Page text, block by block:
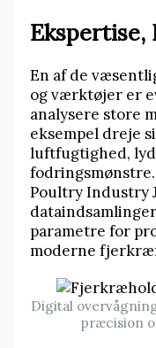
Ekspertise,
En af de
og værktøjer er
analysere store
eksempel dreje
luftfugtighed,
Poultry Industry
parametre for
moderne
Digital
præcision